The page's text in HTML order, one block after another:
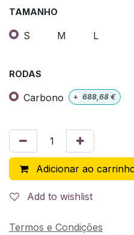
TAMANHO
S M L
RODAS
Carbono + 688,68 €
Adicionar ao
Add to wishlist
Termos e Condições